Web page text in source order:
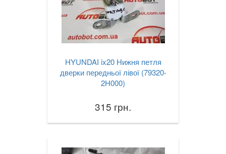
HYUNDAI ix20 Нижня петля
дверки передньої лівої (79320-
2H000)
315 грн.